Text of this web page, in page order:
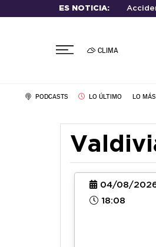
ES NOTICIA:
CLIMA
PODCASTS LO ÚLTIMO LO
04/08/
18:08